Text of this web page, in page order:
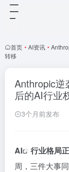
首页 • AI资讯 •
转移
Anthropic逆
后的AI行业
3个月前发布
AI 行业格局
周，三件大事